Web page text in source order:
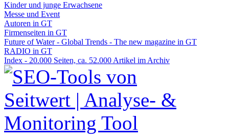
Kinder und junge Erwachsene
Messe und Event
Autoren in GT
Firmenseiten in GT
Future of Water - Global Trends - The new magazine in GT
RADIO in GT
Index - 20.000 Seiten, ca. 52.000 Artikel im Archiv